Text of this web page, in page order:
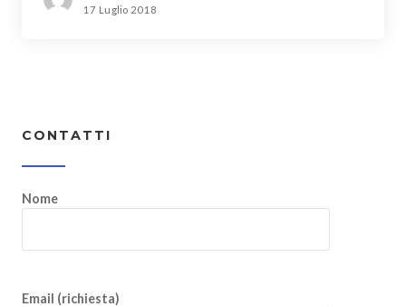
17 Luglio 2018
CONTATTI
Nome
Email (richiesta)